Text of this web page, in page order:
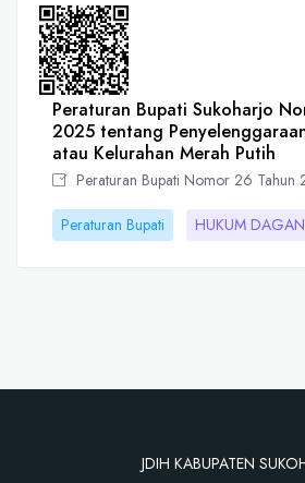
Peraturan Bupati Sukoharjo
2025 tentang
atau Kelurahan Merah Putih
Peraturan Bupati Nomor 26 Tahun
Peraturan Bupati HUKUM
JDIH KABUPATEN